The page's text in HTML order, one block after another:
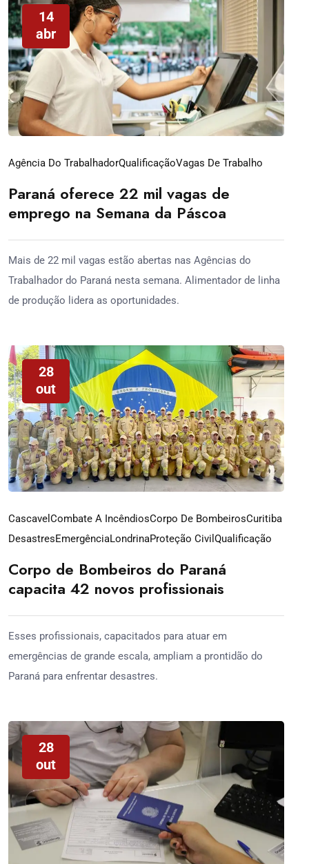
14
abr
Agência Do TrabalhadorQualificaçãoVagas De Trabalho
Paraná oferece 22 mil vagas de
emprego na Semana da Páscoa
Mais de 22 mil vagas estão abertas nas Agências do
Trabalhador do Paraná nesta semana. Alimentador de linha
de produção lidera as oportunidades.
28
out
Cascavel Combate A IncêndiosCorpo De BombeirosCuritiba
DesastresEmergênciaLondrinaProteção Civil Qualificação
Corpo de Bombeiros do Paraná
capacita 42 novos profissionais
Esses profissionais, capacitados para atuar em
emergências de grande escala, ampliam a prontidão do
Paraná para enfrentar desastres.
28
out